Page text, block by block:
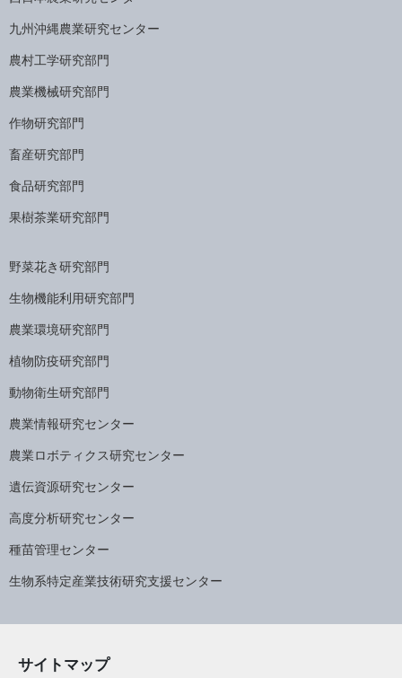
九州沖縄農業研究センター
農村工学研究部門
農業機械研究部門
作物研究部門
畜産研究部門
食品研究部門
果樹茶業研究部門
野菜花き研究部門
生物機能利用研究部門
農業環境研究部門
植物防疫研究部門
動物衛生研究部門
農業情報研究センター
農業ロボティクス研究センター
遺伝資源研究センター
高度分析研究センター
種苗管理センター
生物系特定産業技術研究支援センター
サイトマップ